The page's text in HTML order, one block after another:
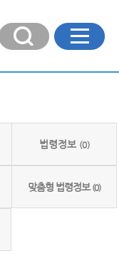
법령정보 (0)
맞춤형 법령정보 (0)